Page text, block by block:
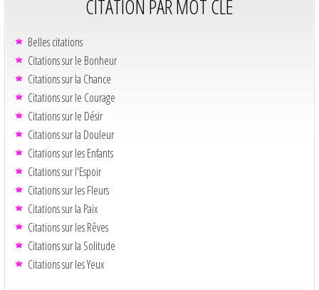
CITATION PAR MOT CLÉ
Belles citations
Citations sur le Bonheur
Citations sur la Chance
Citations sur le Courage
Citations sur le Désir
Citations sur la Douleur
Citations sur les Enfants
Citations sur l'Espoir
Citations sur les Fleurs
Citations sur la Paix
Citations sur les Rêves
Citations sur la Solitude
Citations sur les Yeux